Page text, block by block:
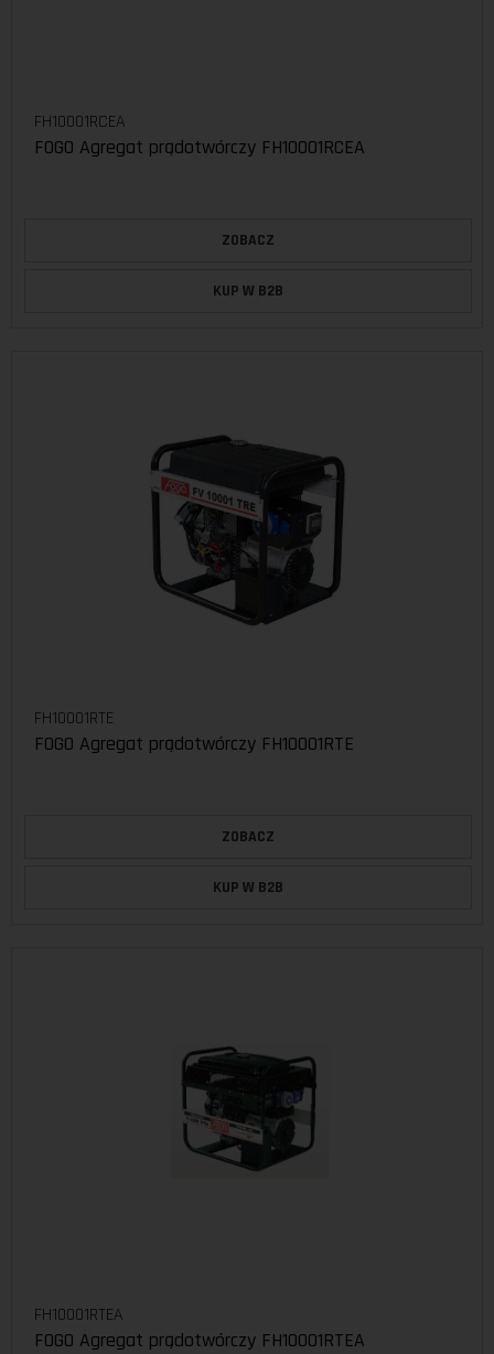
FH10001RCEA
FOGO Agregat prądotwórczy FH10001RCEA
ZOBACZ
KUP W B2B
FH10001RTE
FOGO Agregat prądotwórczy FH10001RTE
ZOBACZ
KUP W B2B
FH10001RTEA
FOGO Agregat prądotwórczy FH10001RTEA